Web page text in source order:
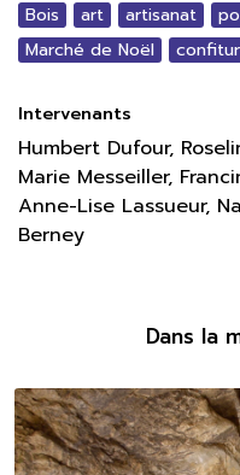
Bois art artisanat
Marché de Noël
Intervenants
Humbert Dufour,
Marie Messeiller,
Anne-Lise Lassueur,
Berney
Dans la